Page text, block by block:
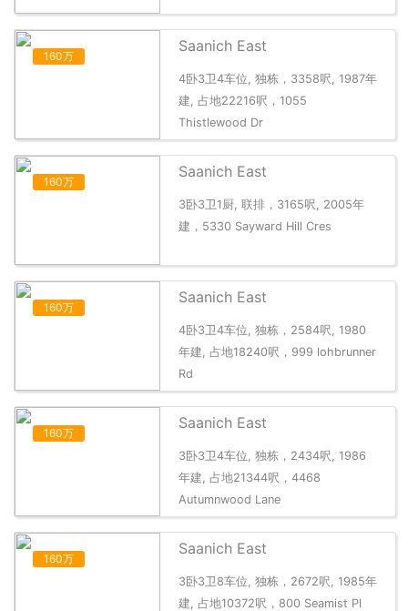
160万
Saanich East
4卧3卫4车位, 独栋，3358呎, 1987年
建, 占地22216呎，1055
Thistlewood Dr
160万
Saanich East
3卧3卫1厨, 联排，3165呎, 2005年
建，5330 Sayward Hill Cres
160万
Saanich East
4卧3卫4车位, 独栋，2584呎, 1980
年建, 占地18240呎，999 lohbrunner
Rd
160万
Saanich East
3卧3卫4车位, 独栋，2434呎, 1986
年建, 占地21344呎，4468
Autumnwood Lane
160万
Saanich East
3卧3卫8车位, 独栋，2672呎, 1985年
建, 占地10372呎，800 Seamist Pl